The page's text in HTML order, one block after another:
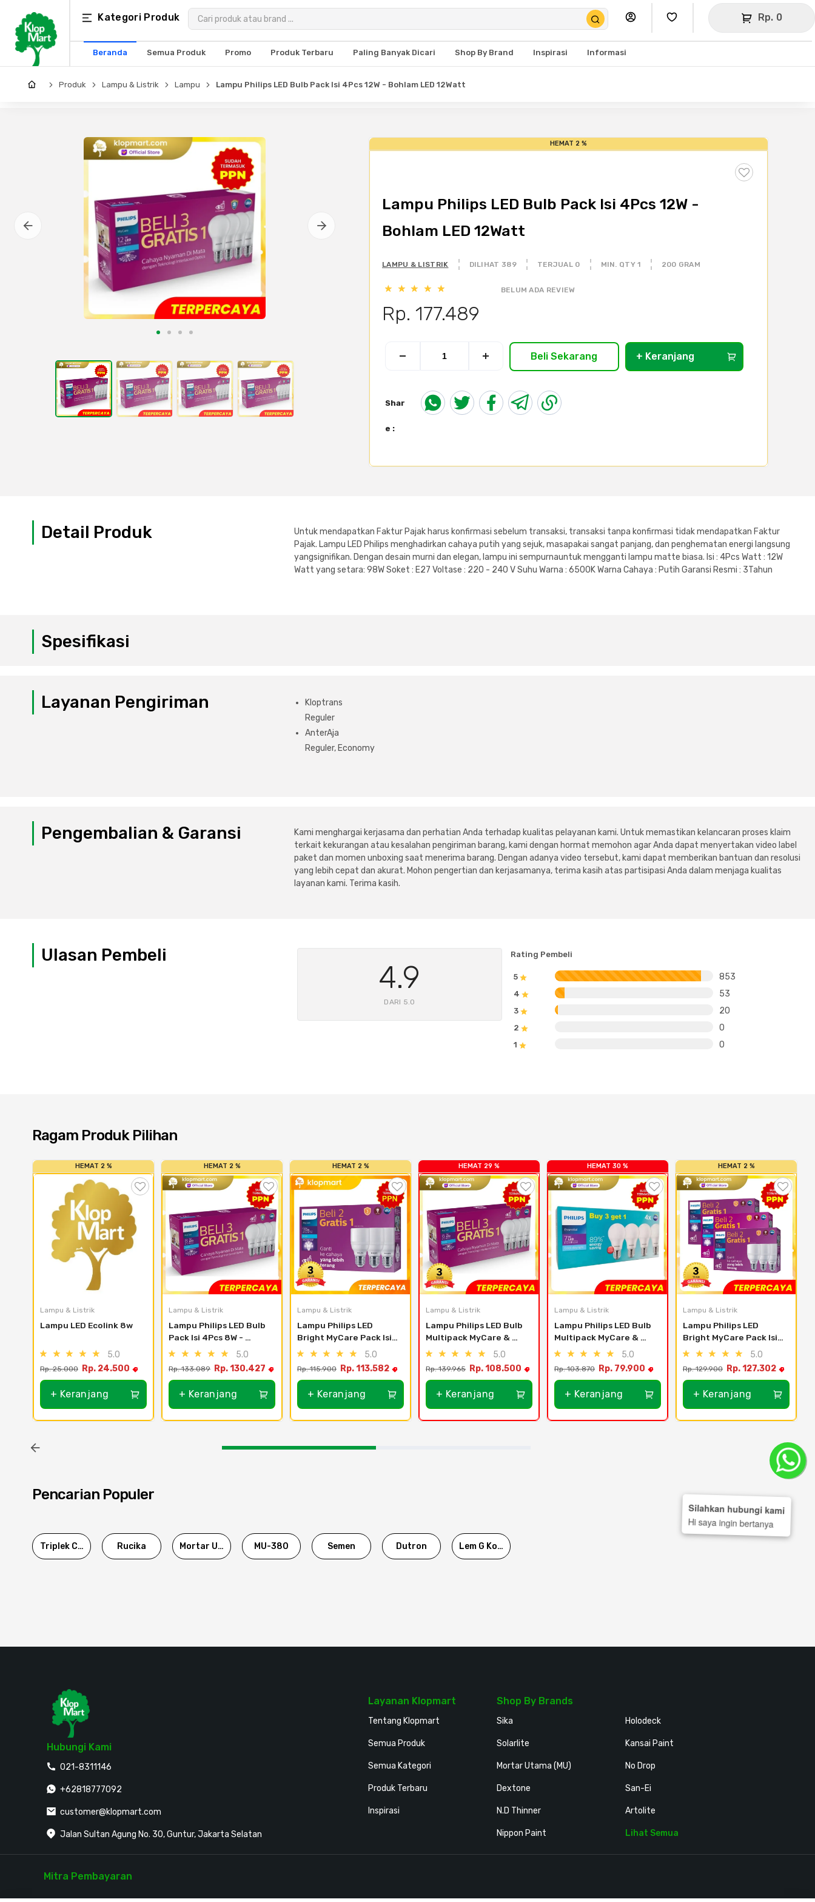
Kategori Produk Rp. 0
Beranda Semua Produk Promo Produk Terbaru Paling Banyak Dicari Shop By Brand Inspirasi Informasi
Kategori
Produk
Arsitektur
Produk Lampu & Listrik Lampu Lampu Philips LED Bulb Pack Isi 4Pcs 12W - Bohlam LED 12Watt
HEMAT 2 %
Lampu Philips LED Bulb Pack Isi 4Pcs 12W -
Bohlam LED 12Watt
LAMPU & LISTRIK DILIHAT 389 TERJUAL 0 MIN. QTY 1 200 GRAM
BELUM ADA REVIEW
Rp. 177.489
Beli Sekarang + Keranjang
Shar
e :
Detail Produk
Untuk mendapatkan Faktur Pajak harus konfirmasi sebelum transaksi, transaksi tanpa konfirmasi tidak mendapatkan Faktur
Pajak. Lampu LED Philips menghadirkan cahaya putih yang sejuk, masapakai sangat panjang, dan penghematan energi langsung
yangsignifikan. Dengan desain murni dan elegan, lampu ini sempurnauntuk mengganti lampu matte biasa. Isi : 4Pcs Watt : 12W
Watt yang setara: 98W Soket : E27 Voltase : 220 - 240 V Suhu Warna : 6500K Warna Cahaya : Putih Garansi Resmi : 3Tahun
Spesifikasi
Layanan Pengiriman
Kloptrans
Reguler
AnterAja
Reguler, Economy
Pengembalian & Garansi
Kami menghargai kerjasama dan perhatian Anda terhadap kualitas pelayanan kami. Untuk memastikan kelancaran proses klaim
terkait kekurangan atau kesalahan pengiriman barang, kami dengan hormat memohon agar Anda dapat menyertakan video label
paket dan momen unboxing saat menerima barang. Dengan adanya video tersebut, kami dapat memberikan bantuan dan resolusi
yang lebih cepat dan akurat. Mohon pengertian dan kerjasamanya, terima kasih atas partisipasi Anda dalam menjaga kualitas
layanan kami. Terima kasih.
Ulasan Pembeli
4.9
DARI 5.0
Rating Pembeli
5 853
4 53
3 20
2 0
1 0
Ragam Produk Pilihan
HEMAT 2 %
Lampu & Listrik
Lampu LED Ecolink 8w
5.0
Rp. 25.000 Rp. 24.500
+ Keranjang
HEMAT 2 %
Lampu & Listrik
Lampu Philips LED Bulb
Pack Isi 4Pcs 8W -
Bohlam LED 8Watt
5.0
Rp. 133.089 Rp. 130.427
+ Keranjang
HEMAT 2 %
Lampu & Listrik
Lampu Philips LED
Bright MyCare Pack Isi 3
9W 11W 13W E27 6500K-
5.0
Rp. 115.900 Rp. 113.582
+ Keranjang
HEMAT 29 %
Lampu & Listrik
Lampu Philips LED Bulb
Multipack MyCare &
Essential Pack Isi 4Pcs -
5.0
Rp. 139.965 Rp. 108.500
+ Keranjang
HEMAT 30 %
Lampu & Listrik
Lampu Philips LED Bulb
Multipack MyCare &
Essential Pack Isi 4Pcs -
5.0
Rp. 103.870 Rp. 79.900
+ Keranjang
HEMAT 2 %
Lampu & Listrik
Lampu Philips LED
Bright MyCare Pack Isi 3
9W 11W 13W E27 6500K-
5.0
Rp. 129.900 Rp. 127.302
+ Keranjang
Pencarian Populer
Triplek Cor Rucika Mortar Utama MU-380 Semen Dutron Lem G Korea
Hubungi Kami
021-8311146
+62818777092
customer@klopmart.com
Jalan Sultan Agung No. 30, Guntur, Jakarta Selatan
Layanan Klopmart
Tentang Klopmart
Semua Produk
Semua Kategori
Produk Terbaru
Inspirasi
Shop By Brands
Sika
Solarlite
Mortar Utama (MU)
Dextone
N.D Thinner
Nippon Paint
Holodeck
Kansai Paint
No Drop
San-Ei
Artolite
Lihat Semua
Mitra Pembayaran
Silahkan hubungi kami
Hi saya ingin bertanya